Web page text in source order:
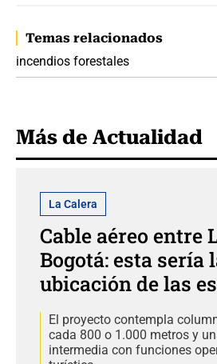
Temas relacionados
incendios forestales
Más de Actualidad
La Calera
Cable aéreo entre
Bogotá: esta sería
ubicación de las
El proyecto contempla
cada 800 o 1.000 metros y
intermedia con funciones